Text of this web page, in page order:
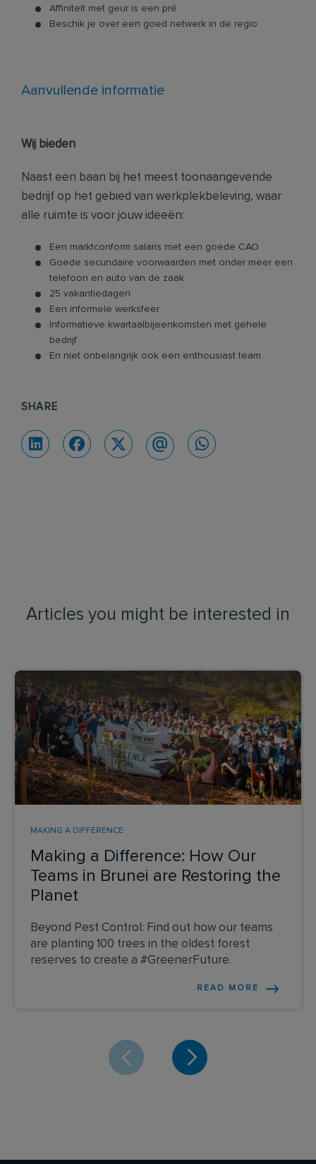
Affiniteit met geur is een pré
Beschik je over een goed netwerk in de regio
Aanvullende informatie
Wij bieden
Naast een baan bij het meest toonaangevende
bedrijf op het gebied van werkplekbeleving, waar
alle ruimte is voor jouw ideeën:
Een marktconform salaris met een goede CAO
Goede secundaire voorwaarden met onder meer een
telefoon en auto van de zaak
25 vakantiedagen
Een informele werksfeer
Informatieve kwartaalbijeenkomsten met gehele
bedrijf
En niet onbelangrijk ook een enthousiast team
SHARE
Articles you might be interested in
Making a Difference: How Our
Teams in Brunei are Restoring the
Planet
MAKING A DIFFERENCE
Beyond Pest Control: Find out how our teams
are planting 100 trees in the oldest forest
reserves to create a #GreenerFuture.
READ MORE